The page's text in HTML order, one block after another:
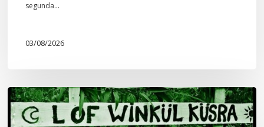
segunda…
03/08/2026
Lof
Winkül